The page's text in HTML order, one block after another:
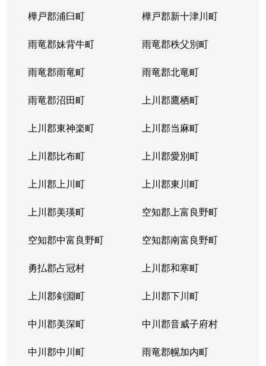
樺戸郡浦臼町 樺戸郡新十津川町
雨竜郡妹背牛町 雨竜郡秩父別町
雨竜郡雨竜町 雨竜郡北竜町
雨竜郡沼田町 上川郡鷹栖町
上川郡東神楽町 上川郡当麻町
上川郡比布町 上川郡愛別町
上川郡上川町 上川郡東川町
上川郡美瑛町 空知郡上富良野町
空知郡中富良野町 空知郡南富良野町
勇払郡占冠村 上川郡和寒町
上川郡剣淵町 上川郡下川町
中川郡美深町 中川郡音威子府村
中川郡中川町 雨竜郡幌加内町